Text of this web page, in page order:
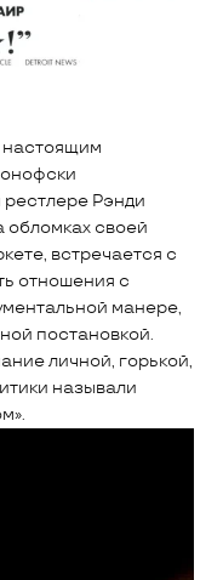
настоящим
Рэнди
своей
встречается с
отношения с
манере,
постановкой.
личной, горькой,
называли